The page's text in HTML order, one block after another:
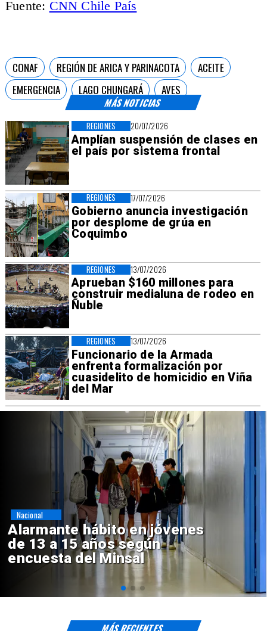
MÁS NOTICIAS
20/07/2026
Amplían suspensión de clases en
el país por sistema frontal
REGIONES
17/07/2026
Gobierno anuncia investigación
por desplome de grúa en
Coquimbo
REGIONES
13/07/2026
Aprueban $160 millones para
construir medialuna de rodeo en
Ñuble
REGIONES
13/07/2026
Funcionario de la Armada
enfrenta formalización por
cuasidelito de homicidio en Viña
del Mar
REGIONES
Fuente: CNN Chile País
CONAF REGIÓN DE ARICA Y PARINACOTA
ACEITE
EMERGENCIA
LAGO CHUNGARÁ AVES
Aprueban creación del Parque
Sebastián Piñera con inversión
de $4 mil millones
Regiones
MÁS RECIENTES